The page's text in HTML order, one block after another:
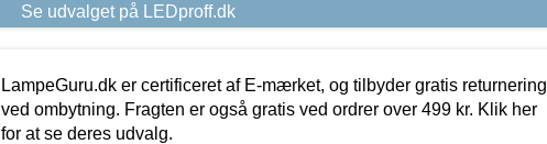
Se udvalget på LEDproff.dk
LampeGuru.dk er certificeret af E-mærket, og tilbyder gratis returnering
ved ombytning. Fragten er også gratis ved ordrer over 499 kr. Klik her
for at se deres udvalg.